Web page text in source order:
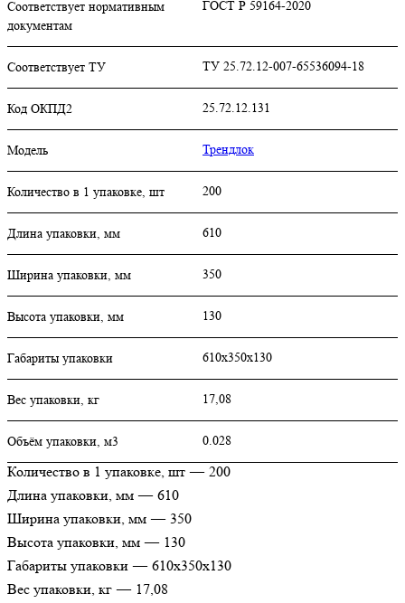
Соответствует нормативным
документам
ГОСТ Р 59164-2020
Соответствует ТУ ТУ 25.72.12-007-65536094-18
Код ОКПД2 25.72.12.131
Модель Трендлок
Количество в 1 упаковке, шт 200
Длина упаковки, мм 610
Ширина упаковки, мм 350
Высота упаковки, мм 130
Габариты упаковки 610х350х130
Вес упаковки, кг 17,08
Объём упаковки, м3 0.028
Количество в 1 упаковке, шт — 200
Длина упаковки, мм — 610
Ширина упаковки, мм — 350
Высота упаковки, мм — 130
Габариты упаковки — 610х350х130
Вес упаковки, кг — 17,08